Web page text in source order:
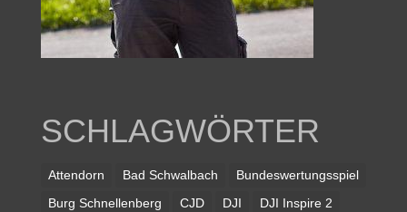
SCHLAGWÖRTER
Attendorn Bad Schwalbach
Bundeswertungsspiel
Burg Schnellenberg
CJD DJI
DJI Inspire 2